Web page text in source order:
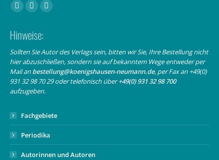
Finden Sie uns auf:
Facebook
opens
in
new
window
Instagram
opens
in
new
window
E-
opens
in
new
Hinweise:
Sollten Sie Autor des Verlags sein, bitten wir Sie, Ihre Bestellung nicht
hier abzuschließen, sondern sie auf bekanntem Wege entweder per
Mail anbestellung@koenigshausen-neumann.de, per Fax an +49(0)
931 32 98 70 29 oder telefonisch über+49(0) 931 32 98 700
aufzugeben.
Fachgebiete
Periodika
Autorinnen und Autoren